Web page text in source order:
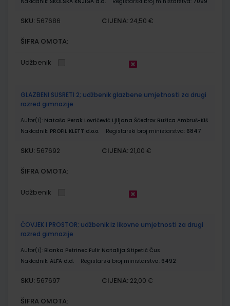
SKU: 567686 CIJENA: 24,50 €
ŠIFRA OMOTA:
Udžbenik
GLAZBENI SUSRETI 2; udžbenik glazbene umjetnosti za drugi
razred gimnazije
Autor(i): Nataša Perak Lovričević Ljiljana Ščedrov Ružica Ambruš-Kiš
Nakladnik: PROFIL KLETT d.o.o. Registarski broj ministarstva: 6847
SKU: 567692 CIJENA: 21,00 €
ŠIFRA OMOTA:
Udžbenik
ČOVJEK I PROSTOR; udžbenik iz likovne umjetnosti za drugi
razred gimnazije
Autor(i): Blanka Petrinec Fulir Natalija Stipetić Čus
Nakladnik: ALFA d.d. Registarski broj ministarstva: 6492
SKU: 567697 CIJENA: 22,00 €
ŠIFRA OMOTA: